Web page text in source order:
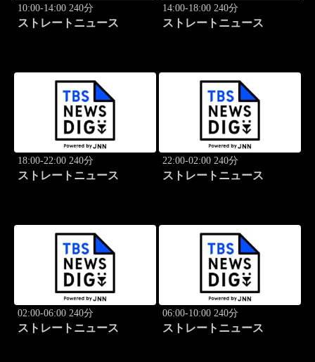
10:00-14:00 240分
ストレートニュース
14:00-18:00 240分
ストレートニュース
18:00-22:00 240分
ストレートニュース
22:00-02:00 240分
ストレートニュース
02:00-06:00 240分
ストレートニュース
06:00-10:00 240分
ストレートニュース